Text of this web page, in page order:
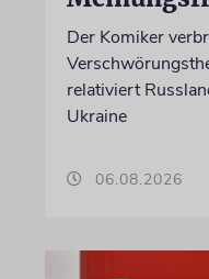
Der Komiker
relativiert
Ukraine
06.08.2026